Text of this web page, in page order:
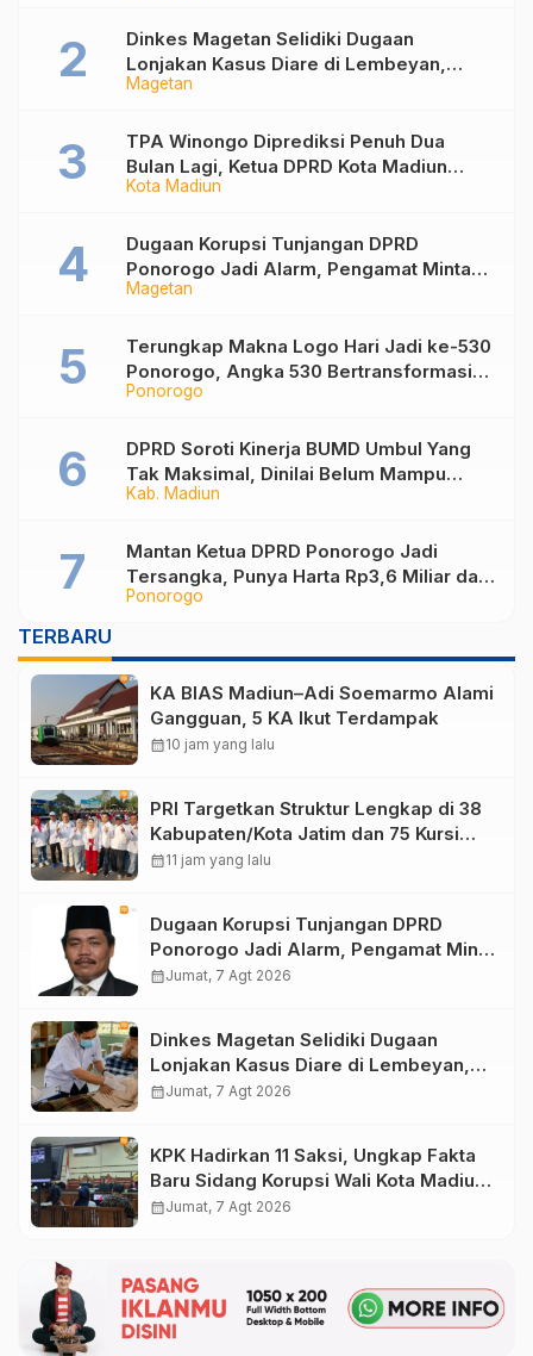
Magetan
Dinkes Magetan Selidiki Dugaan
Lonjakan Kasus Diare di Lembeyan,
Lakukan Penyelidikan Epidemiologi
Kota Madiun
TPA Winongo Diprediksi Penuh Dua
Bulan Lagi, Ketua DPRD Kota Madiun
Desak Pemkot Percepat Penanganan
Magetan
Dugaan Korupsi Tunjangan DPRD
Ponorogo Jadi Alarm, Pengamat Minta
Magetan Perkuat Tata Kelola
Ponorogo
Terungkap Makna Logo Hari Jadi ke-530
Ponorogo, Angka 530 Bertransformasi
Jadi Sekar Kinanthi
Kab. Madiun
DPRD Soroti Kinerja BUMD Umbul Yang
Tak Maksimal, Dinilai Belum Mampu
Hasilkan PAD
Ponorogo
Mantan Ketua DPRD Ponorogo Jadi
Tersangka, Punya Harta Rp3,6 Miliar dan
Utang Rp1,4 Miliar
TERBARU
KA BIAS Madiun–Adi Soemarmo Alami
Gangguan, 5 KA Ikut Terdampak
calendar_month10 jam yang lalu
PRI Targetkan Struktur Lengkap di 38
Kabupaten/Kota Jatim dan 75 Kursi
DPR RI pada Pemilu 2029
calendar_month11 jam yang lalu
Dugaan Korupsi Tunjangan DPRD
Ponorogo Jadi Alarm, Pengamat Minta
Magetan Perkuat Tata Kelola
calendar_monthJumat, 7 Agt 2026
Dinkes Magetan Selidiki Dugaan
Lonjakan Kasus Diare di Lembeyan,
Lakukan Penyelidikan Epidemiologi
calendar_monthJumat, 7 Agt 2026
KPK Hadirkan 11 Saksi, Ungkap Fakta
Baru Sidang Korupsi Wali Kota Madiun
Nonaktif Maidi
calendar_monthJumat, 7 Agt 2026